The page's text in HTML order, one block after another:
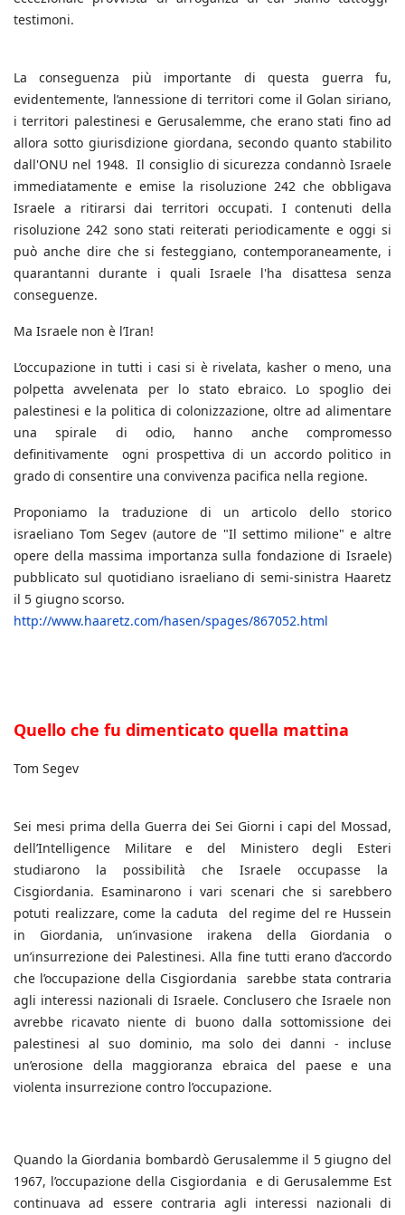
testimoni.
La conseguenza più importante di questa guerra fu,
evidentemente, l’annessione di territori come il Golan siriano,
i territori palestinesi e Gerusalemme, che erano stati fino ad
allora sotto giurisdizione giordana, secondo quanto stabilito
dall'ONU nel 1948. Il consiglio di sicurezza condannò Israele
immediatamente e emise la risoluzione 242 che obbligava
Israele a ritirarsi dai territori occupati. I contenuti della
risoluzione 242 sono stati reiterati periodicamente e oggi si
può anche dire che si festeggiano, contemporaneamente, i
quarantanni durante i quali Israele l'ha disattesa senza
conseguenze.
Ma Israele non è l’Iran!
L’occupazione in tutti i casi si è rivelata, kasher o meno, una
polpetta avvelenata per lo stato ebraico. Lo spoglio dei
palestinesi e la politica di colonizzazione, oltre ad alimentare
una spirale di odio, hanno anche compromesso
definitivamente ogni prospettiva di un accordo politico in
grado di consentire una convivenza pacifica nella regione.
Proponiamo la traduzione di un articolo dello storico
israeliano Tom Segev (autore de "Il settimo milione" e altre
opere della massima importanza sulla fondazione di Israele)
pubblicato sul quotidiano israeliano di semi-sinistra Haaretz
il 5 giugno scorso.
http://www.haaretz.com/hasen/spages/867052.html
Quello che fu dimenticato quella mattina
Tom Segev
Sei mesi prima della Guerra dei Sei Giorni i capi del Mossad,
dell’Intelligence Militare e del Ministero degli Esteri
studiarono la possibilità che Israele occupasse la
Cisgiordania. Esaminarono i vari scenari che si sarebbero
potuti realizzare, come la caduta del regime del re Hussein
in Giordania, un’invasione irakena della Giordania o
un’insurrezione dei Palestinesi. Alla fine tutti erano d’accordo
che l’occupazione della Cisgiordania sarebbe stata contraria
agli interessi nazionali di Israele. Conclusero che Israele non
avrebbe ricavato niente di buono dalla sottomissione dei
palestinesi al suo dominio, ma solo dei danni - incluse
un’erosione della maggioranza ebraica del paese e una
violenta insurrezione contro l’occupazione.
Quando la Giordania bombardò Gerusalemme il 5 giugno del
1967, l’occupazione della Cisgiordania e di Gerusalemme Est
continuava ad essere contraria agli interessi nazionali di